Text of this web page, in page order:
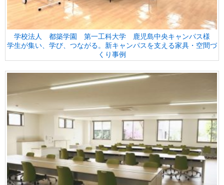
学校法人 都築学園 第一工科大学 鹿児島中央キャンパス様
学生が集い、学び、つながる。新キャンパスを支える家具・空間づ
くり事例